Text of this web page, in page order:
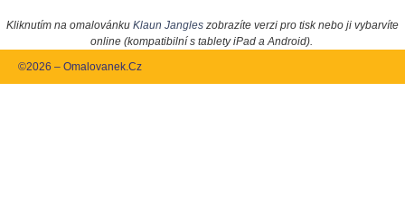
Kliknutím na omalovánku Klaun Jangles zobrazíte verzi pro tisk nebo ji vybarvíte
online (kompatibilní s tablety iPad a Android).
©2026 – Omalovanek.Cz